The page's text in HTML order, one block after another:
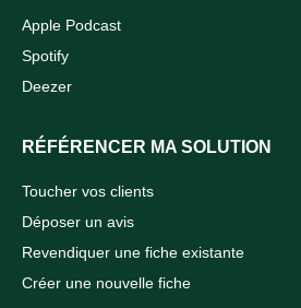
Apple Podcast
Spotify
Deezer
RÉFÉRENCER MA SOLUTION
Toucher vos clients
Déposer un avis
Revendiquer une fiche existante
Créer une nouvelle fiche